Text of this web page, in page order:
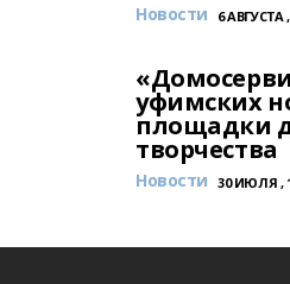
Новости 6 АВГУСТА ,
уфимских
площадки
творчества
Новости 30 ИЮЛЯ ,